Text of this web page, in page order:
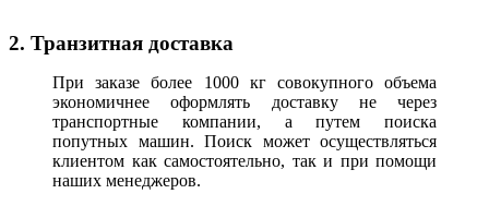
2. Транзитная доставка
При заказе более 1000 кг совокупного объема
экономичнее оформлять доставку не через
транспортные компании, а путем поиска
попутных машин. Поиск может осуществляться
клиентом как самостоятельно, так и при помощи
наших менеджеров.